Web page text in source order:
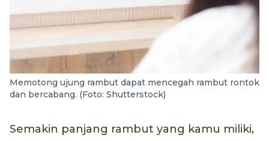
Memotong ujung rambut dapat mencegah rambut rontok
dan bercabang. (Foto: Shutterstock)
Semakin panjang rambut yang kamu miliki,